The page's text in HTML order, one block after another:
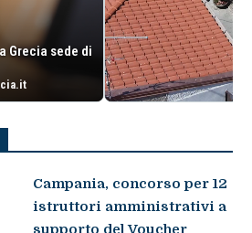
Grecia sede di
Campania, concorso per 12
istruttori amministrativi a
supporto del Voucher